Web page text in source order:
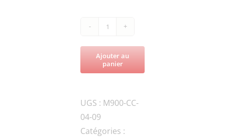
quantité
de
M900-
CC-
090400FHOSE
Ajouter au
panier
UGS : M900-CC-
04-09
Catégories :